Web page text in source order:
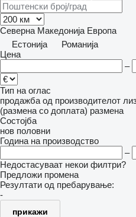
Северна Македонија Европа
Естонија
Романија
Цена
–
Тип на оглас
продажба од производителот
(размена со доплата) размена
Состојба
нов половни
Година на производство
–
Недостасуваат некои филтри?
Предложи промена
Резултати од пребарување:
-
прикажи